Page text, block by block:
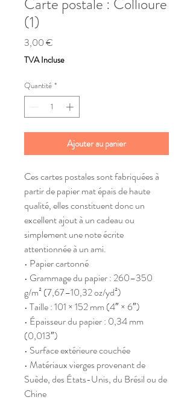
(1)
3,00 €
TVA Incluse
Quantité *
Ajouter au panier
Ces cartes postales sont fabriquées à
partir de papier mat épais de haute
qualité, elles constituent donc un
excellent ajout à un cadeau ou
simplement une note écrite
attentionnée à un ami.
• Papier cartonné
• Grammage du papier : 260–350
g/m² (7,67–10,32 oz/yd²)
• Taille : 101 × 152 mm (4″ × 6″)
• Épaisseur du papier : 0,34 mm
(0,013″)
• Surface extérieure couchée
• Matériaux vierges provenant de
Suède, des États-Unis, du Brésil ou de
Chine